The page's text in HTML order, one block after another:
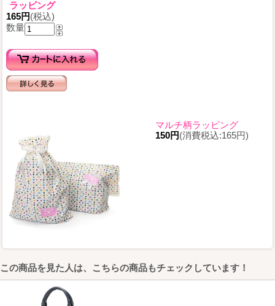
ラッピング
165円(税込)
数量
マルチ柄ラッピング
150円(消費税込:165円)
この商品を見た人は、こちらの商品もチェックしています！